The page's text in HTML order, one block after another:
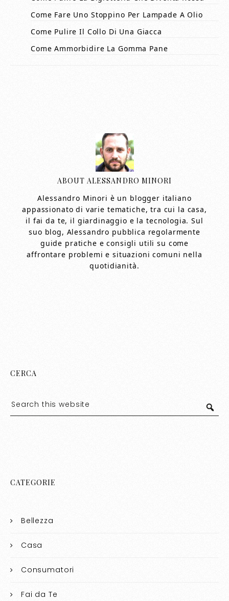
Come Fare Uno Stoppino Per Lampade A Olio
Come Pulire Il Collo Di Una Giacca
Come Ammorbidire La Gomma Pane
ABOUT ALESSANDRO MINORI
Alessandro Minori è un blogger italiano
appassionato di varie tematiche, tra cui la casa,
il fai da te, il giardinaggio e la tecnologia. Sul
suo blog, Alessandro pubblica regolarmente
guide pratiche e consigli utili su come
affrontare problemi e situazioni comuni nella
quotidianità.
CERCA
CATEGORIE
Bellezza
Casa
Consumatori
Fai da Te